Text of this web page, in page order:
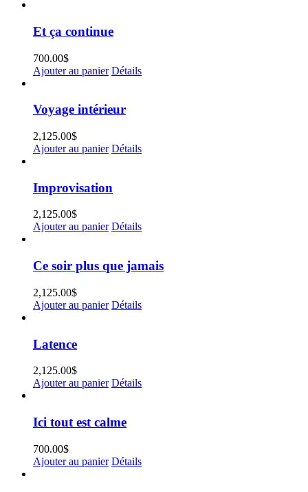
Et ça continue
700.00$
Ajouter au panier Détails
Voyage intérieur
2,125.00$
Ajouter au panier Détails
Improvisation
2,125.00$
Ajouter au panier Détails
Ce soir plus que jamais
2,125.00$
Ajouter au panier Détails
Latence
2,125.00$
Ajouter au panier Détails
Ici tout est calme
700.00$
Ajouter au panier Détails